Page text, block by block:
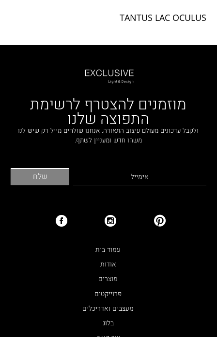
TANTUS LAC OCULUS
מוזמנים להצטרף לרשימת
התפוצה שלנו
ולקבל עדכונים מעולם עיצוב התאורה. אנחנו שולחים מייל רק שיש לנו
משהו חדש ומעניין לשתף.
עמוד בית
אודות
מוצרים
פרוייקטים
מעצבים ואדריכלים
בלוג